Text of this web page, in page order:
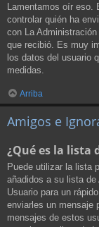
Lamentamos oír
controlar quién ha
con La
que recibió. Es muy
los datos del usuario
medidas.
Arriba
Amigos e
¿Qué es la lista
Puede utilizar la lista
añadidos a su lista de
Usuario para un
enviarles un mensaje
mensajes de estos